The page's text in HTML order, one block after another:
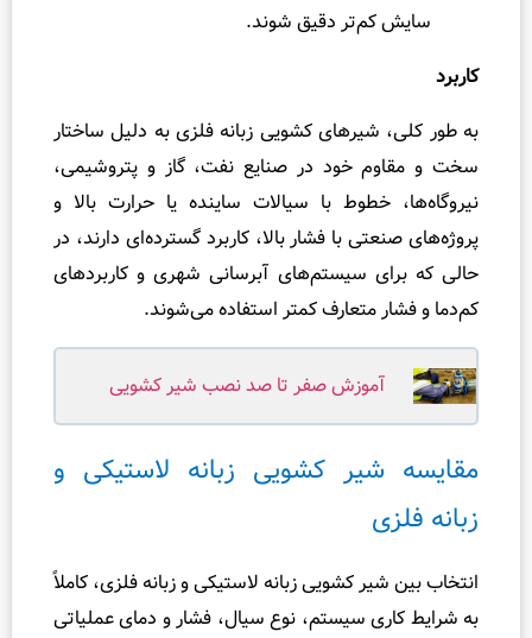
دقیق شوند.
کشویی زبانه فلزی به دلیل ساختار
خود در صنایع نفت، گاز و پتروشیمی،
خطوط با سیالات ساینده یا حرارت بالا و
با فشار بالا، کاربرد گسترده‌ای دارند، در
سیستم‌های آبرسانی شهری و کاربردهای
متعارف کمتر استفاده می‌شوند.
آموزش صفر تا صد نصب شیر کشویی
کشویی زبانه لاستیکی و
کشویی زبانه لاستیکی و زبانه فلزی، کاملاً
سیستم، نوع سیال، فشار و دمای عملیاتی